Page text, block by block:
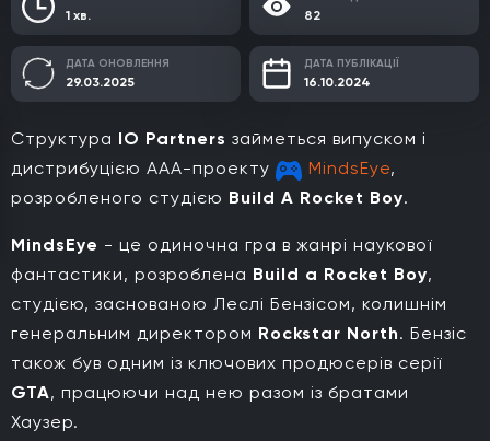
1 хв. 82
ДАТА ОНОВЛЕННЯ
29.03.2025
ДАТА ПУБЛІКАЦІЇ
16.10.2024
Структура IO Partners займеться випуском і
дистрибуцією AAA-проекту
MindsEye,
розробленого студією Build A Rocket Boy.
MindsEye - це одиночна гра в жанрі наукової
фантастики, розроблена Build a Rocket Boy,
студією, заснованою Леслі Бензісом, колишнім
генеральним директором Rockstar North. Бензіс
також був одним із ключових продюсерів серії
GTA, працюючи над нею разом із братами
Хаузер.